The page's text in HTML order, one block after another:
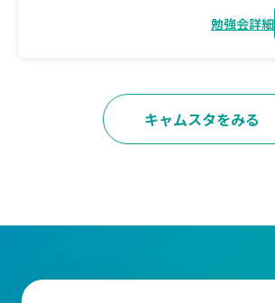
勉強会詳細
キャムスタをみる